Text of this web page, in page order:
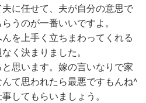
に任せて、夫が自分の意思で
うのが一番いいですよ。
を上手く立ちまわってくれる
く決まりました。
思います。嫁の言いなりで家
て思われたら最悪ですもんね^
してもらいましょう。